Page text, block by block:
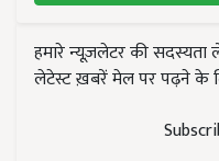
हमारे न्यूज़लेटर की
लेटेस्ट ख़बरें मेल पर पढ़ने के